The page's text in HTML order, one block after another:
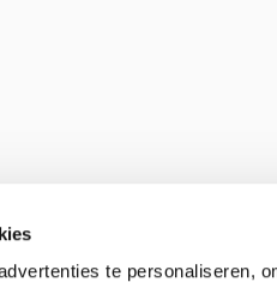
te personaliseren,